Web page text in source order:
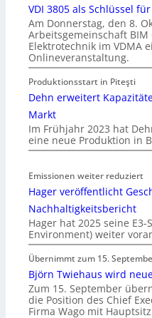
VDI 3805 als Schlüssel
Am Donnerstag, den 8.
Arbeitsgemeinschaft
Elektrotechnik im VDMA
Onlineveranstaltung.
Produktionsstart in Piteşti
Dehn erweitert
Markt
Im Frühjahr 2023 hat
eine neue Produktion in
Emissionen weiter reduziert
Hager veröffentlicht
Nachhaltigkeitsbericht
Hager hat 2025 seine E3-
Environment) weiter
Übernimmt zum 15.
Björn Twiehaus wird
Zum 15. September
die Position des Chief
Firma Wago mit